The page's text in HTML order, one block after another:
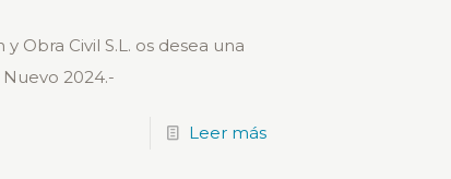
Obra Civil S.L. os desea una
2024.-
Leer más